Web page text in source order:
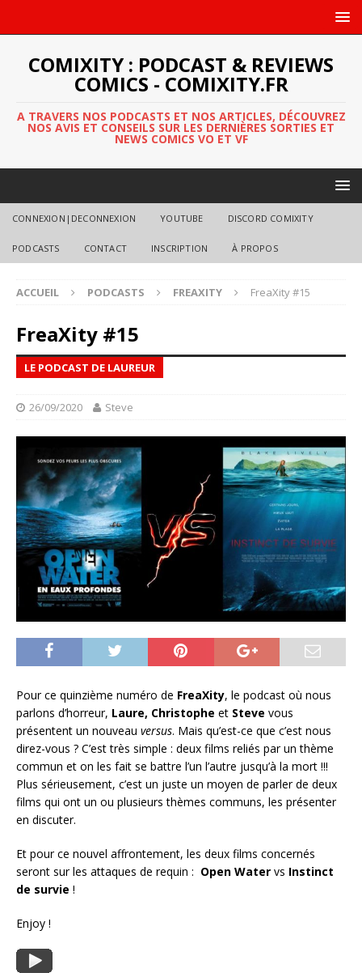
COMIXITY : PODCAST & REVIEWS
COMICS - COMIXITY.FR
A TRAVERS NOS PODCASTS ET NOS ARTICLES, DÉCOUVREZ
NOS AVIS ET CONSEILS SUR LES DERNIÈRES SORTIES ET
NEWS COMICS VO ET VF
CONNEXION|DECONNEXION YOUTUBE DISCORD COMIXITY
PODCASTS CONTACT INSCRIPTION À PROPOS
ACCUEIL PODCASTS FREAXITY FreaXity #15
FreaXity #15
LE PODCAST DE LAUREUR
26/09/2020 Steve
Pour ce quinzième numéro de FreaXity, le podcast où nous
parlons d’horreur, Laure, Christophe et Steve vous
présentent un nouveau versus. Mais qu’est-ce que c’est nous
direz-vous ? C’est très simple : deux films reliés par un thème
commun et on les fait se battre l’un l’autre jusqu’à la mort !!!
Plus sérieusement, c’est un juste un moyen de parler de deux
films qui ont un ou plusieurs thèmes communs, les présenter
en discuter.
Et pour ce nouvel affrontement, les deux films concernés
seront sur les attaques de requin : Open Water vs Instinct
de survie !
Enjoy !